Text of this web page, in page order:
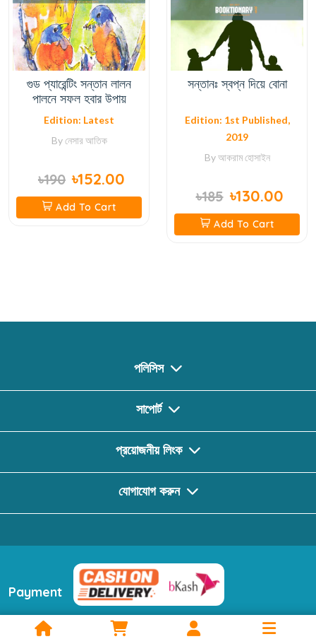
গুড প্যারেন্টিং সন্তান লালন
পালনে সফল হবার উপায়
Edition: Latest
Byনেসার আতিক
৳190 ৳152.00
Add To Cart
সন্তানঃ স্বপ্ন দিয়ে বোনা
Edition: 1st Published,
2019
Byআকরাম হোসাইন
৳185 ৳130.00
Add To Cart
পলিসিস
সাপোর্ট
প্রয়োজনীয় লিংক
যোগাযোগ করুন
Payment
ফলো করুন